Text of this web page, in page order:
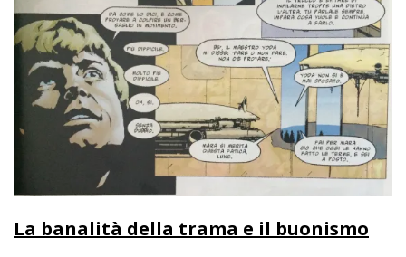
La banalità della trama e il buonismo